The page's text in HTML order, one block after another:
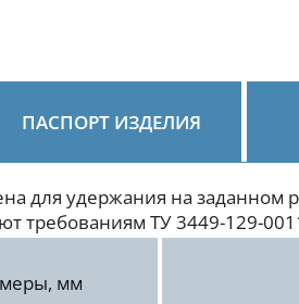
ПАСПОРТ ИЗДЕЛИЯ
для удержания на
требованиям ТУ 3449-129-
мм